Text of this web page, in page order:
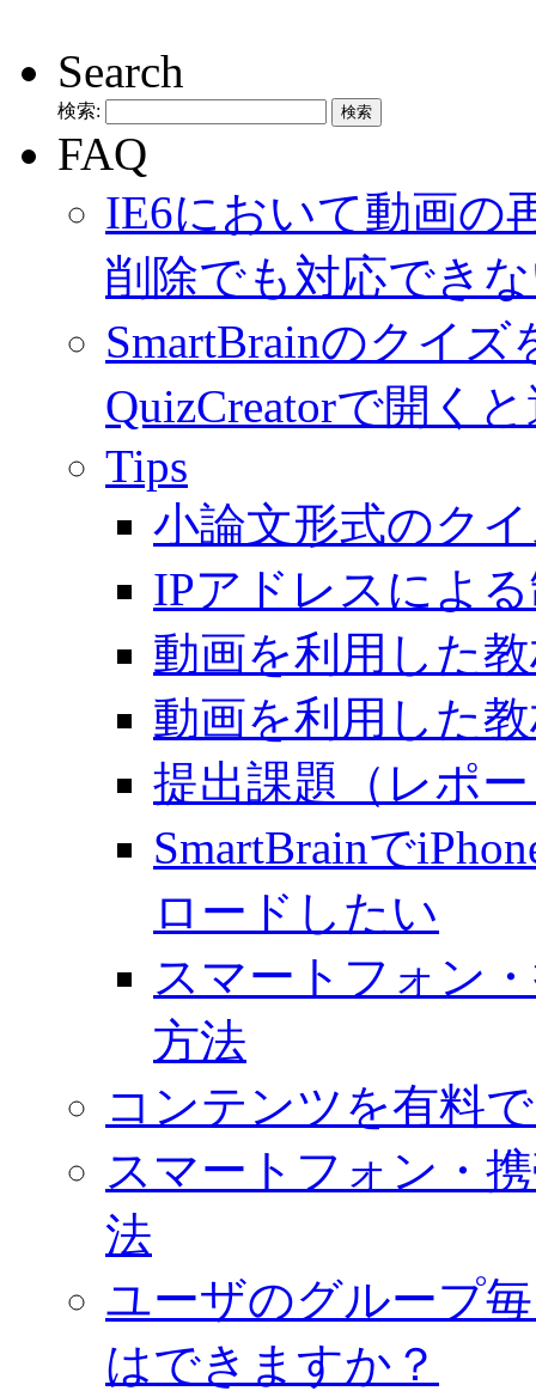
Search
検索:
FAQ
IE6において動画の
削除でも対応でき
SmartBrainのクイ
QuizCreatorで開く
Tips
小論文形式のク
IPアドレスによ
動画を利用した
動画を利用した
提出課題（レポ
SmartBrainで
ロードしたい
スマートフォン
方法
コンテンツを有料
スマートフォン・
法
ユーザのグループ
はできますか？